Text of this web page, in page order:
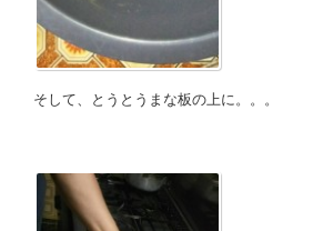
そして、とうとうまな板の上に。。。